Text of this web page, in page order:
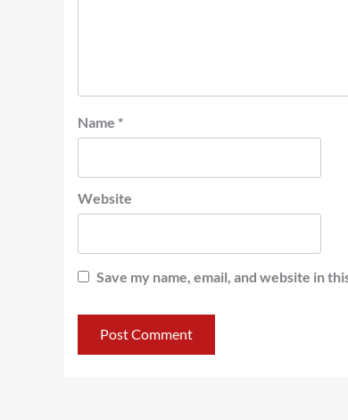
Name *
Website
Save my name, email, and website in